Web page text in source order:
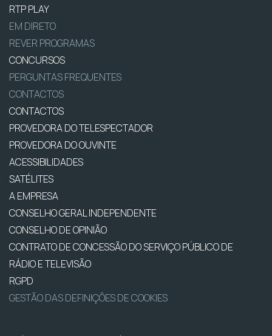
RTP PLAY
EM DIRETO
REVER PROGRAMAS
CONCURSOS
PERGUNTAS FREQUENTES
CONTACTOS
CONTACTOS
PROVEDORA DO TELESPECTADOR
PROVEDORA DO OUVINTE
ACESSIBILIDADES
SATÉLITES
A EMPRESA
CONSELHO GERAL INDEPENDENTE
CONSELHO DE OPINIÃO
CONTRATO DE CONCESSÃO DO SERVIÇO PÚBLICO DE
RÁDIO E TELEVISÃO
RGPD
GESTÃO DAS DEFINIÇÕES DE COOKIES